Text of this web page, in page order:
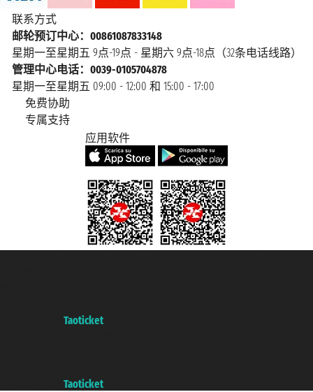
联系方式
邮轮预订中心：00861087833148
星期一至星期五 9点-19点 - 星期六 9点-18点（32条电话线路）
管理中心电话：0039-0105704878
星期一至星期五 09:00 - 12:00 和 15:00 - 17:00
免费协助
专属支持
应用软件
Taoticket
Taoticket